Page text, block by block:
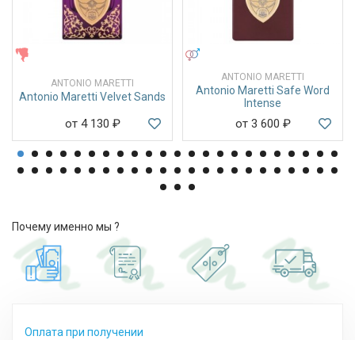
ANTONIO MARETTI
Antonio Maretti Velvet Sands
от 4 130 ₽
ANTONIO MARETTI
Antonio Maretti Safe Word
Intense
от 3 600 ₽
Почему именно мы ?
Оплата при получении